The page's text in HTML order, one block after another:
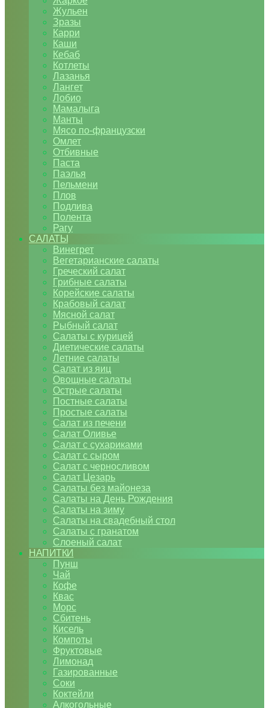
Жульен
Зразы
Карри
Каши
Кебаб
Котлеты
Лазанья
Лангет
Лобио
Мамалыга
Манты
Мясо по-французски
Омлет
Отбивные
Паста
Паэлья
Пельмени
Плов
Подлива
Полента
Рагу
САЛАТЫ
Винегрет
Вегетарианские салаты
Греческий салат
Грибные салаты
Корейские салаты
Крабовый салат
Мясной салат
Рыбный салат
Салаты с курицей
Диетические салаты
Летние салаты
Салат из яиц
Овощные салаты
Острые салаты
Постные салаты
Простые салаты
Салат из печени
Салат Оливье
Салат с сухариками
Салат с сыром
Салат с черносливом
Салат Цезарь
Салаты без майонеза
Салаты на День Рождения
Салаты на зиму
Салаты на свадебный стол
Салаты с гранатом
Слоеный салат
НАПИТКИ
Пунш
Чай
Кофе
Квас
Морс
Сбитень
Кисель
Компоты
Фруктовые
Лимонад
Газированные
Соки
Коктейли
Алкогольные